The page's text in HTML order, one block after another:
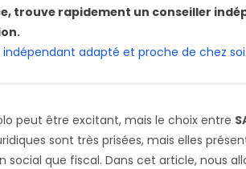
trouve rapidement un conseiller
indépendant adapté et proche de chez soi.
peut être excitant, mais le choix entre
sont très prisées, mais elles
social que fiscal. Dans cet article, nous